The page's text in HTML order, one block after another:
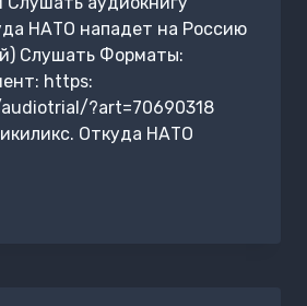
НАТО нападет на Россию
Слушать Форматы:
https:
?art=70690318
Откуда НАТО